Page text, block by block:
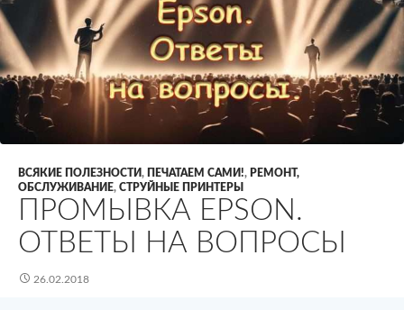
ВСЯКИЕ ПОЛЕЗНОСТИ, ПЕЧАТАЕМ САМИ!, РЕМОНТ,
ОБСЛУЖИВАНИЕ, СТРУЙНЫЕ ПРИНТЕРЫ
ПРОМЫВКА EPSON.
ОТВЕТЫ НА ВОПРОСЫ
26.02.2018